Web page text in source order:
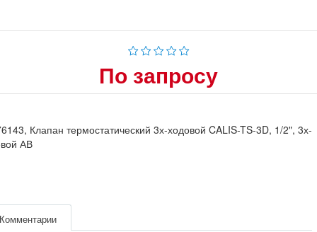
По запросу
Клапан термостатический 3х-ходовой CALIS-TS-3D, 1/2", 3х-
АВ